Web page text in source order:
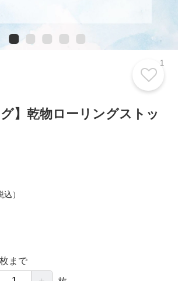
グ】乾物ローリングストッ
込）
まで
1